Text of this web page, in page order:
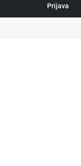
Prijava